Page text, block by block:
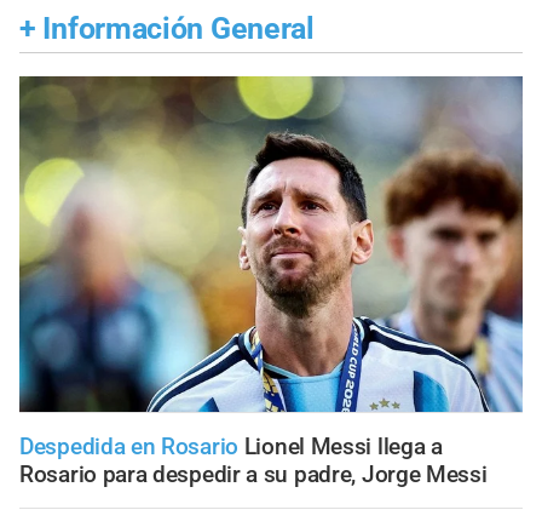
+ Información General
Despedida en Rosario Lionel Messi llega a
Rosario para despedir a su padre, Jorge Messi